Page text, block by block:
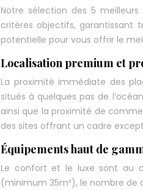
Notre sélection des 5
critères objectifs, garantissant
potentielle pour vous offrir le
Localisation premium et
La proximité immédiate des
situés à quelques pas de
ainsi que la proximité de
des sites offrant un cadre
Équipements haut de
Le confort et le luxe sont au
(minimum 35m²), le nombre de